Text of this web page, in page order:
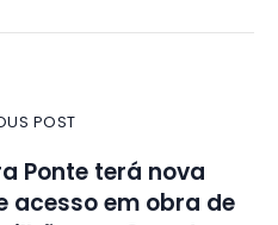
POST
Ponte terá nova
acesso em obra de